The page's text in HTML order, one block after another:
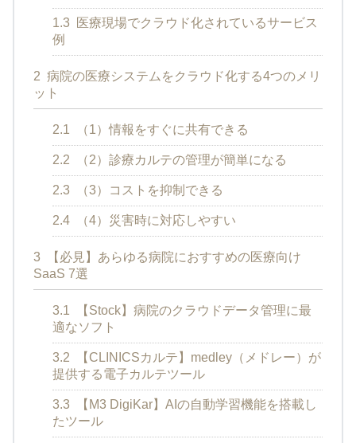
1.3
医療現場でクラウド化されているサービス
例
2 病院の医療システムをクラウド化する4つのメリ
ット
2.1 （1）情報をすぐに共有できる
2.2 （2）診療カルテの管理が簡単になる
2.3 （3）コストを抑制できる
2.4 （4）災害時に対応しやすい
3
【必見】あらゆる病院におすすめの医療向け
SaaS 7選
3.1
【Stock】病院のクラウドデータ管理に最
適なソフト
3.2
【CLINICSカルテ】medley（メドレー）が
提供する電子カルテツール
3.3
【M3 DigiKar】AIの自動学習機能を搭載し
たツール